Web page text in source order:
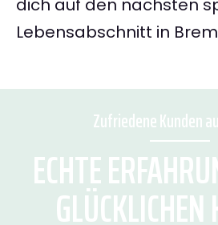
dich auf den nächsten
Lebensabschnitt in
Zufriedene Kunden
ECHTE